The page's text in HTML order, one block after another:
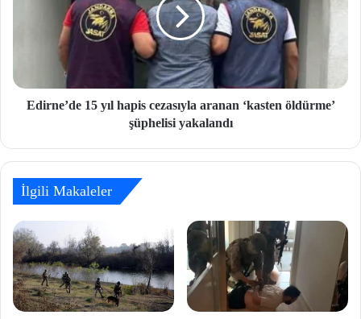
Edirne’de 15 yıl hapis cezasıyla aranan ‘kasten öldürme’
şüphelisi yakalandı
İlgili Makaleler